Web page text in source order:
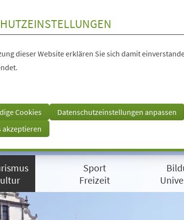
dieser Website erklären Sie sich damit
Cookies
Datenschutzeinstellungen anpassen
akzeptieren
Sport
Freizeit